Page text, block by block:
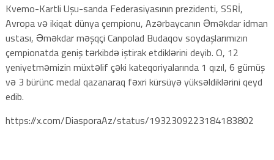
Kvemo-Kartli Uşu-sanda Federasiyasının prezidenti, SSRİ,
Avropa və ikiqat dünya çempionu, Azərbaycanın Əməkdar idman
ustası, Əməkdar məşqçi Canpolad Budaqov soydaşlarımızın
çempionatda geniş tərkibdə iştirak etdiklərini deyib. O, 12
yeniyetməmizin müxtəlif çəki kateqoriyalarında 1 qızıl, 6 gümüş
və 3 bürünс medal qazanaraq fəxri kürsüyə yüksəldiklərini qeyd
edib.
https://x.com/DiasporaAz/status/1932309223184183802